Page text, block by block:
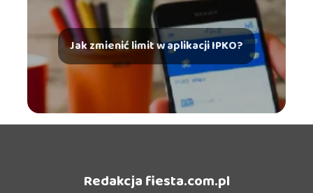
Jak zmienić limit w aplikacji IPKO?
Redakcja fiesta.com.pl